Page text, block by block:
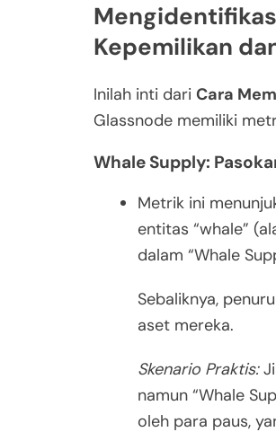
Kepemilikan
Inilah inti dari Cara
Glassnode memiliki
Whale Supply:
Metrik ini
entitas “whale”
dalam “Whale
Sebaliknya,
aset mereka.
Skenario Praktis:
namun “Whale
oleh para paus,